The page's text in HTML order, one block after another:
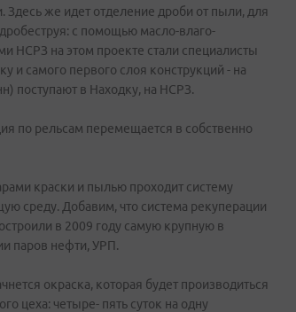
Здесь же идет отделение дроби от пыли, для
с помощью масло-влаго-
НСРЗ на этом проекте стали специалисты
и самого первого слоя конструкций - на
поступают в Находку, на НСРЗ.
по рельсам перемещается в собственно
краски и пылью проходит систему
среду. Добавим, что система рекуперации
в 2009 году самую крупную в
паров нефти, УРП.
окраска, которая будет производиться
цеха: четыре- пять суток на одну